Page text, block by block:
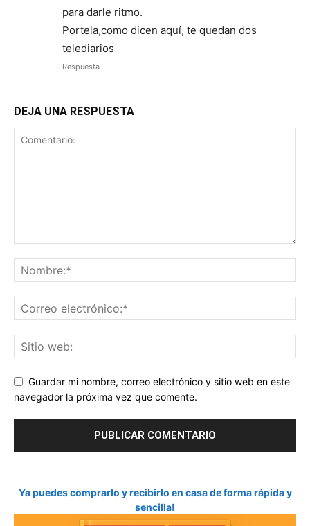
para darle ritmo.
Portela,como dicen aquí, te quedan dos
telediarios
Respuesta
DEJA UNA RESPUESTA
Guardar mi nombre, correo electrónico y sitio web en este
navegador la próxima vez que comente.
Ya puedes comprarlo y recibirlo en casa de forma rápida y
sencilla!